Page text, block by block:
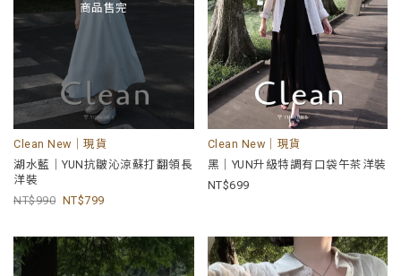
商品售完
Clean New｜現貨
湖水藍｜YUN抗皺沁涼蘇打翻領長
洋裝
990
799
Clean New｜現貨
黑｜YUN升級特調有口袋午茶洋裝
699